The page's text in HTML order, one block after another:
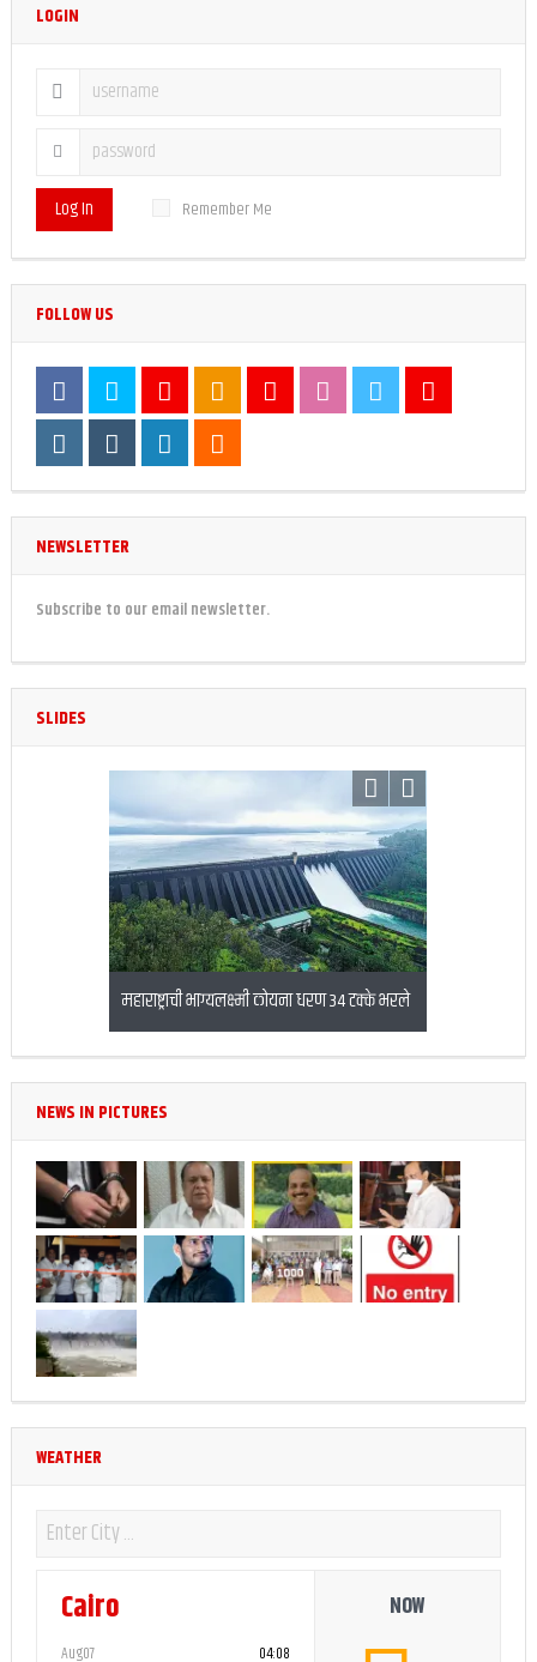
LOGIN
Log In Remember Me
FOLLOW US
NEWSLETTER
Subscribe to our email newsletter.
SLIDES
महाराष्ट्राची भाग्यलक्ष्मी कोयना धरण 34 टक्के भरले
बनावट एनईएफटी
करणारा अटकेत
NEWS IN PICTURES
WEATHER
Cairo NOW